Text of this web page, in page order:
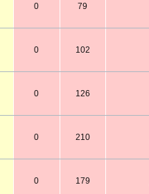
0 79
0 102
0 126
0 210
0 179